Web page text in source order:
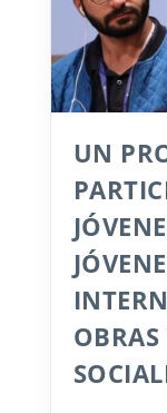
UN
OBRAS